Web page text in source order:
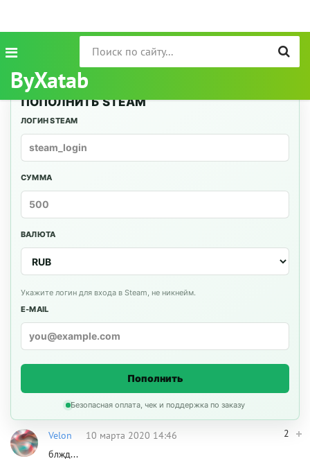
ByXatab
ПОПОЛНИТЬ STEAM
ЛОГИН STEAM
СУММА
ВАЛЮТА
Укажите логин для входа в Steam, не никнейм.
E-MAIL
Пополнить
Безопасная оплата, чек и поддержка по заказу
2
Velon
10 марта 2020 14:46
блжд...